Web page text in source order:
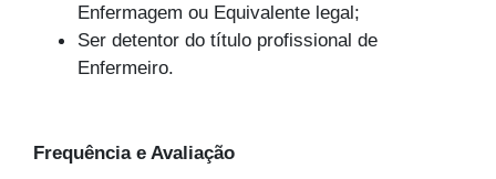
Enfermagem ou Equivalente legal;
Ser detentor do título profissional de
Enfermeiro.
Frequência e Avaliação